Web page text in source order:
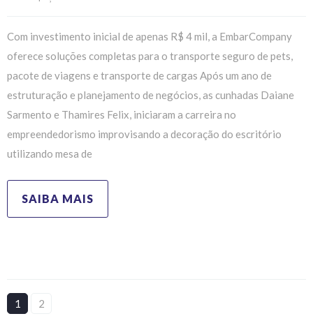
Com investimento inicial de apenas R$ 4 mil, a EmbarCompany
oferece soluções completas para o transporte seguro de pets,
pacote de viagens e transporte de cargas Após um ano de
estruturação e planejamento de negócios, as cunhadas Daiane
Sarmento e Thamires Felix, iniciaram a carreira no
empreendedorismo improvisando a decoração do escritório
utilizando mesa de
SAIBA MAIS
1 2